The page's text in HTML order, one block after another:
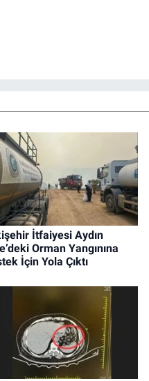
İtfaiyesi Aydın
Orman Yangınına
İçin Yola Çıktı